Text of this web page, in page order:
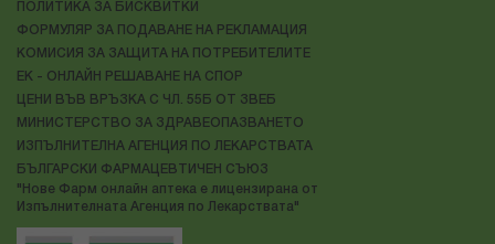
ПОЛИТИКА ЗА БИСКВИТКИ
ФОРМУЛЯР ЗА ПОДАВАНЕ НА РЕКЛАМАЦИЯ
КОМИСИЯ ЗА ЗАЩИТА НА ПОТРЕБИТЕЛИТЕ
ЕК - ОНЛАЙН РЕШАВАНЕ НА СПОР
ЦЕНИ ВЪВ ВРЪЗКА С ЧЛ. 55Б ОТ ЗВЕБ
МИНИСТЕРСТВО ЗА ЗДРАВЕОПАЗВАНЕТО
ИЗПЪЛНИТЕЛНА АГЕНЦИЯ ПО ЛЕКАРСТВАТА
БЪЛГАРСКИ ФАРМАЦЕВТИЧЕН СЪЮЗ
"Нове Фарм онлайн аптека е лицензирана от
Изпълнителната Агенция по Лекарствата"